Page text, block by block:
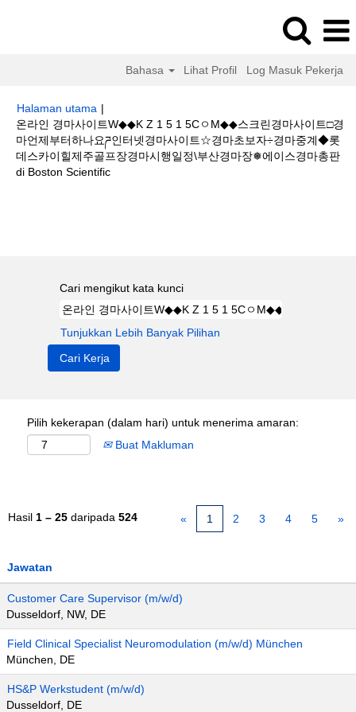
Bahasa Lihat Profil Log Masuk Pekerja
Halaman utama |
온라인 경마사이트W◆◆K Z 1 5 1 5CㅇM◆◆스크린경마사이트□경
마언제부터하나요ཌ인터넷경마사이트☆경마초보자÷경마중계◆롯
데스카이힐제주골프장경마시행일정\부산경마장❅에이스경마총판
di Boston Scientific(halaman
Cari mengikut kata kunci
Tunjukkan Lebih Banyak Pilihan
Pilih kekerapan (dalam hari) untuk menerima amaran:
Buat Makluman
Hasil 1 – 25 daripada 524 « 1 2 3 4 5 »
Jawatan
Customer Care Supervisor (m/w/d)
Dusseldorf, NW, DE
Field Clinical Specialist Neuromodulation (m/w/d) München
München, DE
HS&P Werkstudent (m/w/d)
Dusseldorf, DE